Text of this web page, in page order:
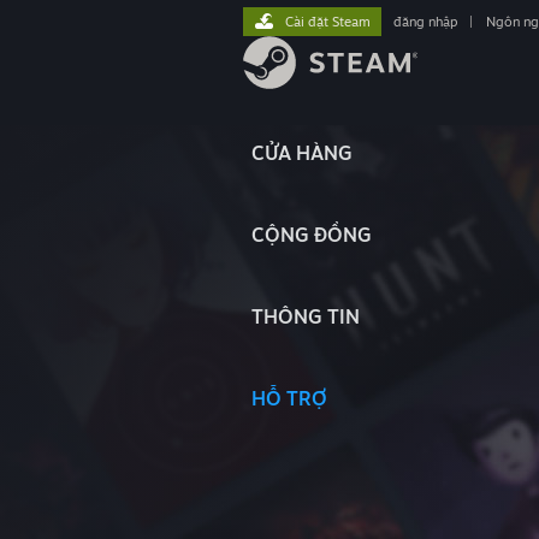
CỬA HÀNG
CỘNG ĐỒNG
THÔNG TIN
HỖ TRỢ
Cài đặt Steam đăng nhập Ngôn